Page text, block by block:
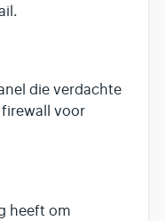
die verdachte
voor
heeft om